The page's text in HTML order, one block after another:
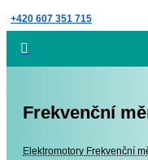
Skip
to
content
+420 607 351 715
Frekvenční
Elektromotory Elektromotory
Frekvenční